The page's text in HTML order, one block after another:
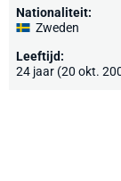
Nationaliteit:
Zweden
Leeftijd:
24 jaar (20 okt.